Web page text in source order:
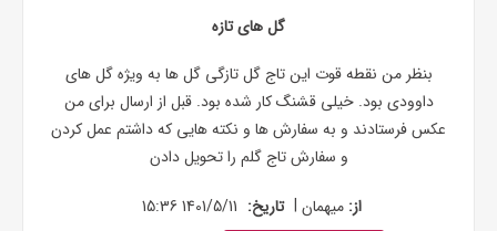
گل های تازه
بنظر من نقطه قوت این تاج گل تازگی گل ها به ویژه گل های
داوودی بود. خیلی قشنگ کار شده بود. قبل از ارسال برای من
عکس فرستادند و به سفارش ها و نکته هایی که داشتم عمل کردن
و سفارش تاج گلم را تحویل دادن
از: میهمان | تاریخ: 1401/5/11 15:36